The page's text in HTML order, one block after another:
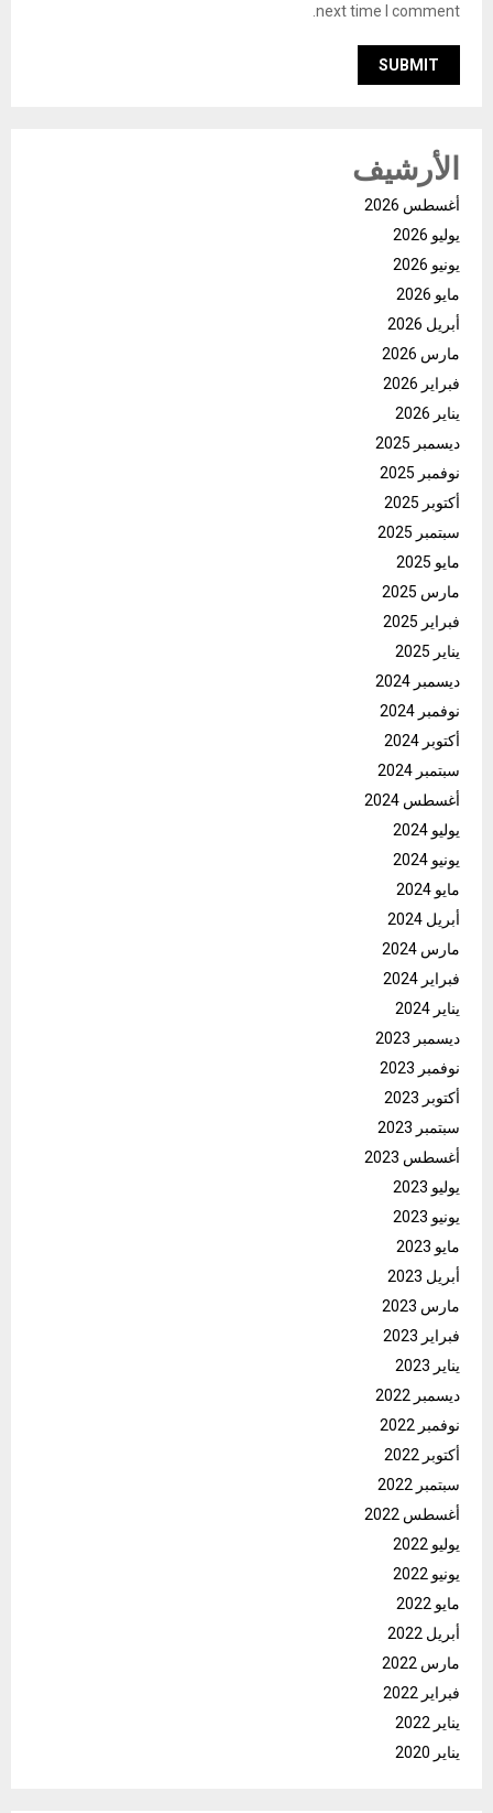
next time I comment.
الأرشيف
أغسطس 2026
يوليو 2026
يونيو 2026
مايو 2026
أبريل 2026
مارس 2026
فبراير 2026
يناير 2026
ديسمبر 2025
نوفمبر 2025
أكتوبر 2025
سبتمبر 2025
مايو 2025
مارس 2025
فبراير 2025
يناير 2025
ديسمبر 2024
نوفمبر 2024
أكتوبر 2024
سبتمبر 2024
أغسطس 2024
يوليو 2024
يونيو 2024
مايو 2024
أبريل 2024
مارس 2024
فبراير 2024
يناير 2024
ديسمبر 2023
نوفمبر 2023
أكتوبر 2023
سبتمبر 2023
أغسطس 2023
يوليو 2023
يونيو 2023
مايو 2023
أبريل 2023
مارس 2023
فبراير 2023
يناير 2023
ديسمبر 2022
نوفمبر 2022
أكتوبر 2022
سبتمبر 2022
أغسطس 2022
يوليو 2022
يونيو 2022
مايو 2022
أبريل 2022
مارس 2022
فبراير 2022
يناير 2022
يناير 2020